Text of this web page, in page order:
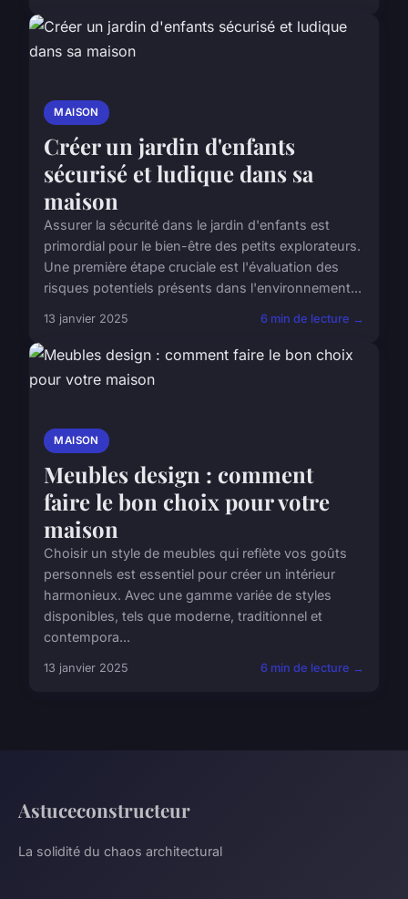
MAISON
Créer un jardin d'enfants
sécurisé et ludique dans sa
maison
Assurer la sécurité dans le jardin d'enfants est
primordial pour le bien-être des petits explorateurs.
Une première étape cruciale est l'évaluation des
risques potentiels présents dans l'environnement...
13 janvier 2025 6 min de lecture →
MAISON
Meubles design : comment
faire le bon choix pour votre
maison
Choisir un style de meubles qui reflète vos goûts
personnels est essentiel pour créer un intérieur
harmonieux. Avec une gamme variée de styles
disponibles, tels que moderne, traditionnel et
contempora...
13 janvier 2025 6 min de lecture →
Astuceconstructeur
La solidité du chaos architectural